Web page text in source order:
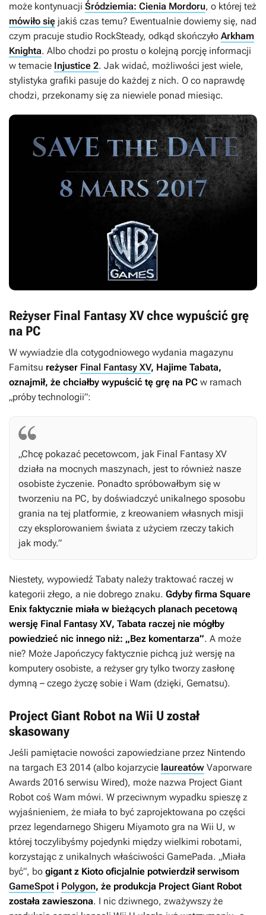
może kontynuacji Śródziemia: Cienia Mordoru, o której też
mówiło się jakiś czas temu? Ewentualnie dowiemy się, nad
czym pracuje studio RockSteady, odkąd skończyło Arkham
Knighta. Albo chodzi po prostu o kolejną porcję informacji
w temacie Injustice 2. Jak widać, możliwości jest wiele,
stylistyka grafiki pasuje do każdej z nich. O co naprawdę
chodzi, przekonamy się za niewiele ponad miesiąc.
Reżyser Final Fantasy XV chce wypuścić grę
na PC
W wywiadzie dla cotygodniowego wydania magazynu
Famitsu reżyser Final Fantasy XV, Hajime Tabata,
oznajmił, że chciałby wypuścić tę grę na PC w ramach
„próby technologii”:
„Chcę pokazać pecetowcom, jak Final Fantasy XV
działa na mocnych maszynach, jest to również nasze
osobiste życzenie. Ponadto spróbowałbym się w
tworzeniu na PC, by doświadczyć unikalnego sposobu
grania na tej platformie, z kreowaniem własnych misji
czy eksplorowaniem świata z użyciem rzeczy takich
jak mody.”
Niestety, wypowiedź Tabaty należy traktować raczej w
kategorii złego, a nie dobrego znaku. Gdyby firma Square
Enix faktycznie miała w bieżących planach pecetową
wersję Final Fantasy XV, Tabata raczej nie mógłby
powiedzieć nic innego niż: „Bez komentarza”. A może
nie? Może Japończycy faktycznie pichcą już wersję na
komputery osobiste, a reżyser gry tylko tworzy zasłonę
dymną – czego życzę sobie i Wam (dzięki, Gematsu).
Project Giant Robot na Wii U został
skasowany
Jeśli pamiętacie nowości zapowiedziane przez Nintendo
na targach E3 2014 (albo kojarzycie laureatów Vaporware
Awards 2016 serwisu Wired), może nazwa Project Giant
Robot coś Wam mówi. W przeciwnym wypadku spieszę z
wyjaśnieniem, że miała to być zaprojektowana po części
przez legendarnego Shigeru Miyamoto gra na Wii U, w
której toczylibyśmy pojedynki między wielkimi robotami,
korzystając z unikalnych właściwości GamePada. „Miała
być”, bo gigant z Kioto oficjalnie potwierdził serwisom
GameSpot i Polygon, że produkcja Project Giant Robot
została zawieszona. I nic dziwnego, zważywszy że